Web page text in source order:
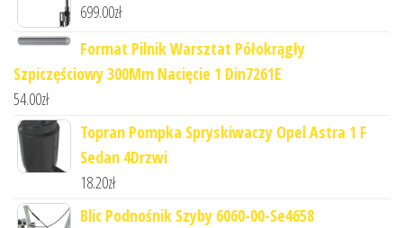
699.00zł
Format Pilnik Warsztat Półokrągły
Szpiczęściowy 300Mm Nacięcie 1 Din7261E
54.00zł
Topran Pompka Spryskiwaczy Opel Astra 1 F
Sedan 4Drzwi
18.20zł
Blic Podnośnik Szyby 6060-00-Se4658